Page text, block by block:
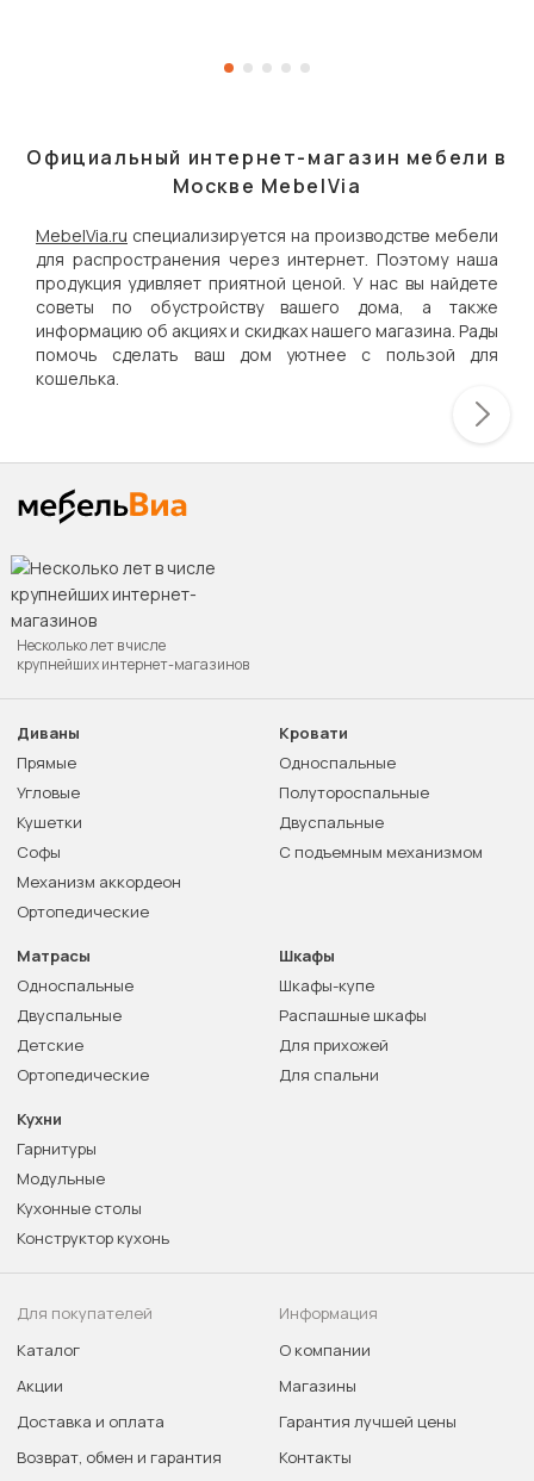
Официальный интернет-магазин мебели в
Москве MebelVia
MebelVia.ru специализируется на производстве мебели
для распространения через интернет. Поэтому наша
продукция удивляет приятной ценой. У нас вы найдете
советы по обустройству вашего дома, а также
информацию об акциях и скидках нашего магазина. Рады
помочь сделать ваш дом уютнее с пользой для
кошелька.
Несколько лет в числе
крупнейших интернет-магазинов
Диваны
Прямые
Угловые
Кушетки
Софы
Механизм аккордеон
Ортопедические
Кровати
Односпальные
Полутороспальные
Двуспальные
С подъемным механизмом
Матрасы
Односпальные
Двуспальные
Детские
Ортопедические
Шкафы
Шкафы-купе
Распашные шкафы
Для прихожей
Для спальни
Кухни
Гарнитуры
Модульные
Кухонные столы
Конструктор кухонь
Для покупателей
Каталог
Акции
Доставка и оплата
Возврат, обмен и гарантия
Информация
О компании
Магазины
Гарантия лучшей цены
Контакты